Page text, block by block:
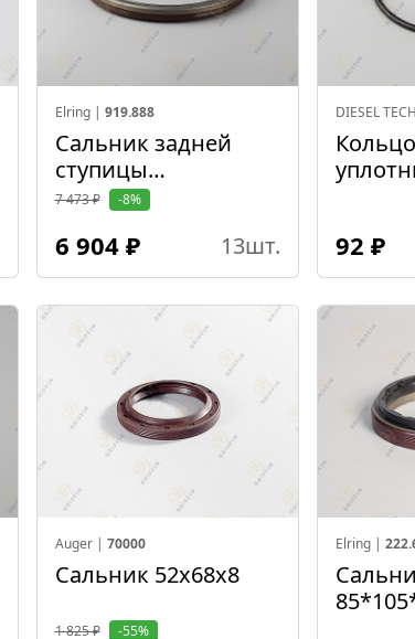
Elring | 919.888
Сальник задней
ступицы
155*188*14,5
7 473 ₽ -8%
6 904 ₽ 13шт.
DIESEL
Кольцо
92 ₽
Auger | 70000
Сальник 52х68х8
1 825 ₽ -55%
Elring |